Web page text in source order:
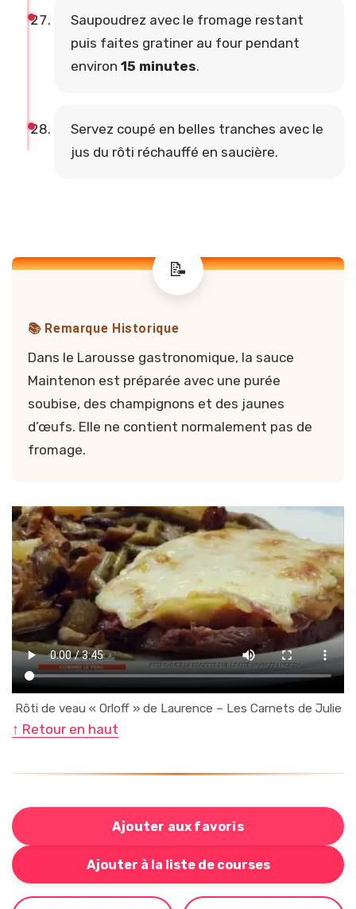
Saupoudrez avec le fromage restant
puis faites gratiner au four pendant
environ 15 minutes.
Servez coupé en belles tranches avec le
jus du rôti réchauffé en saucière.
📚 Remarque Historique
Dans le Larousse gastronomique, la sauce
Maintenon est préparée avec une purée
soubise, des champignons et des jaunes
d’œufs. Elle ne contient normalement pas de
fromage.
Rôti de veau « Orloff » de Laurence – Les Carnets de Julie
↑ Retour en haut
Ajouter aux favoris
Ajouter à la liste de courses
Bouton pour ajouter cette recette à votre liste de